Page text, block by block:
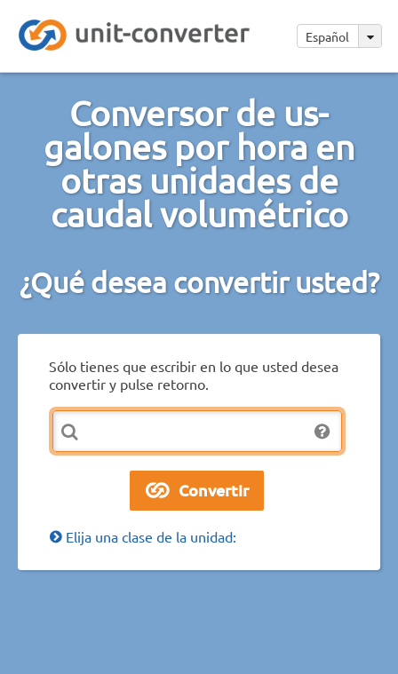
Español
Conversor de us-
galones por hora en
otras unidades de
caudal volumétrico
¿Qué desea convertir usted?
Sólo tienes que escribir en lo que usted desea
convertir y pulse retorno.
Elija una clase de la unidad: